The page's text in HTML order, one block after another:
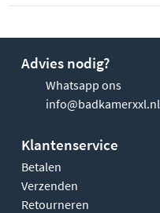
Advies nodig?
Whatsapp ons
info@badkamerxxl.nl
Klantenservice
Betalen
Verzenden
Retourneren